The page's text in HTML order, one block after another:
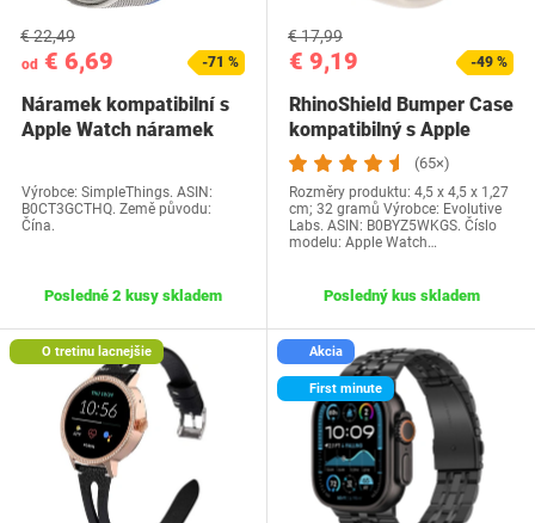
od € 6,69
€ 22,49
-71 %
Náramek kompatibilní s
Apple Watch náramek
Výrobce: SimpleThings. ASIN:
B0CT3GCTHQ. Země původu:
Čína.
Posledné 2 kusy skladem
€ 9,19
€ 17,99
-49 %
RhinoShield Bumper Case
kompatibilný s Apple
Watch Series…(65×)
Rozměry produktu: 4,5 x 4,5 x 1,27
cm; 32 gramů Výrobce: Evolutive
Labs. ASIN: B0BYZ5WKGS. Číslo
modelu: Apple Watch…
Posledný kus skladem
O tretinu lacnejšie Akcia
First minute